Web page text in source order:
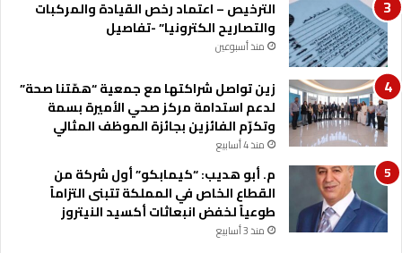
الترخيص – اعتماد رخص القيادة والمركبات
والتصاريح الكترونيا” -تفاصيل
منذ أسبوعين
زين تواصل شراكتها مع جمعية “همّتنا صحة”
لدعم استدامة مركز صحي الأميرة بسمة
وتكرّم الفائزين بجائزة الموظف المثالي
منذ 4 أسابيع
م. أبو هديب: “كيمابكو” أول شركة من
القطاع الخاص في المملكة تتبنى التزاماً
طوعياً لخفض انبعاثات أكسيد النيتروز
منذ 3 أسابيع